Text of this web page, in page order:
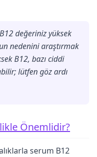
değeriniz yüksek
nedenini araştırmak
B12, bazı ciddi
lütfen göz ardı
Önemlidir?
serum B12